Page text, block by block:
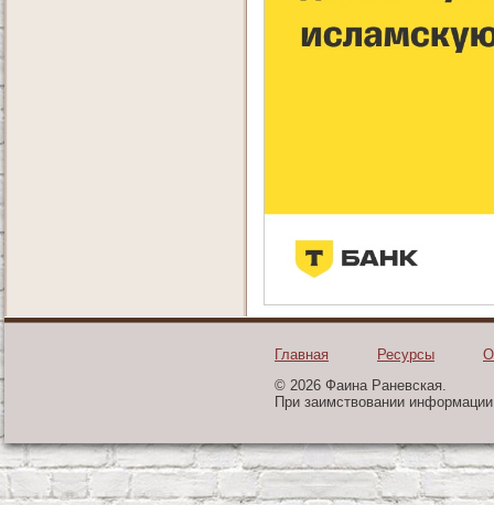
Главная Ресурсы
© 2026 Фаина Раневская.
При заимствовании